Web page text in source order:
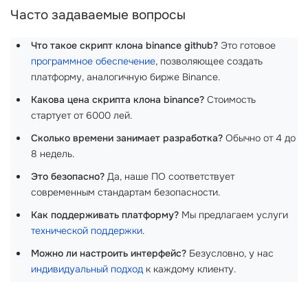
Часто задаваемые вопросы
Что такое скрипт клона binance github? Это готовое
программное обеспечение, позволяющее создать
платформу, аналогичную бирже Binance.
Какова цена скрипта клона binance? Стоимость
стартует от 6000 лей.
Сколько времени занимает разработка? Обычно от 4 до
8 недель.
Это безопасно? Да, наше ПО соответствует
современным стандартам безопасности.
Как поддерживать платформу? Мы предлагаем услуги
технической поддержки.
Можно ли настроить интерфейс? Безусловно, у нас
индивидуальный подход к каждому клиенту.